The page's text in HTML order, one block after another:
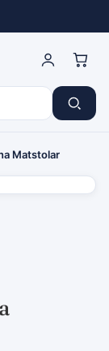
Matstolar